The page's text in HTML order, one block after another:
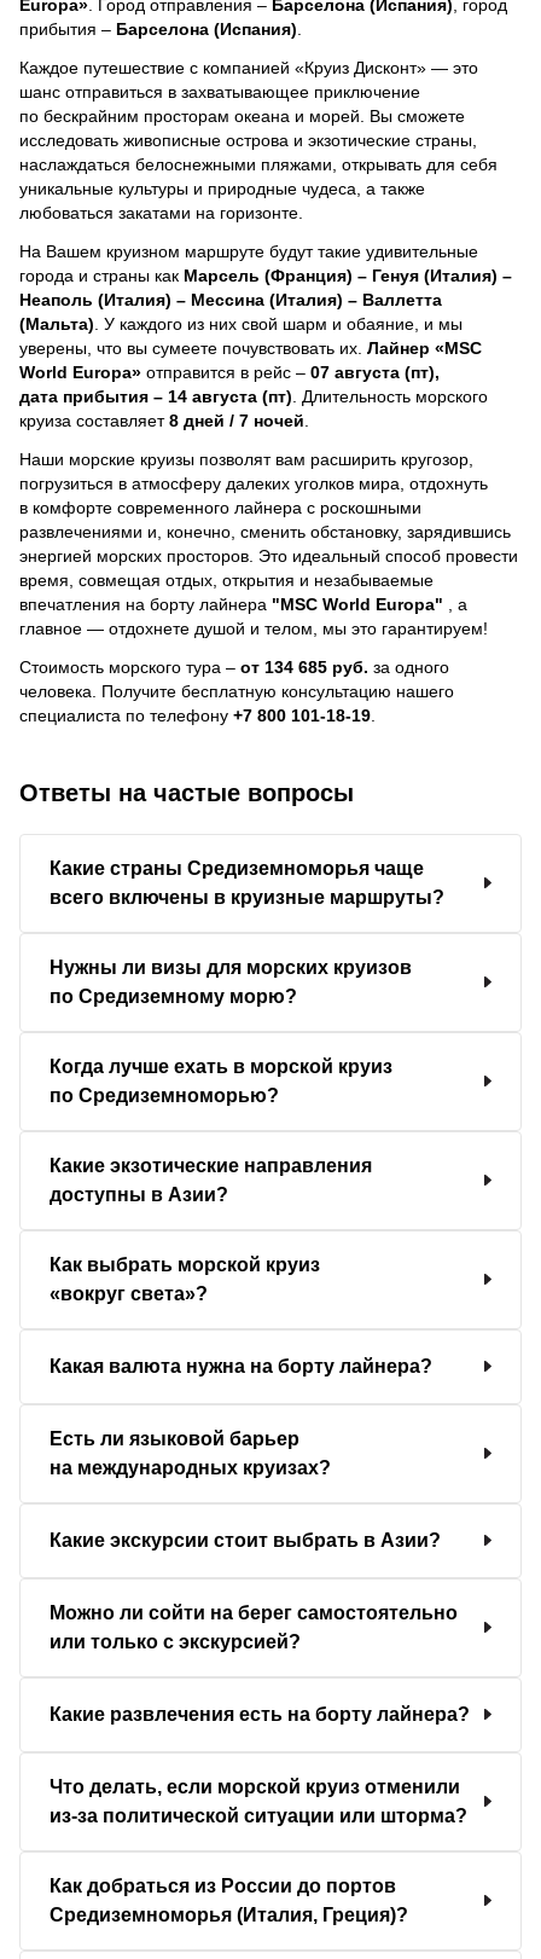
Europa» . Город отправления – Барселона (Испания) , город
прибытия – Барселона (Испания)
Каждое путешествие с компанией «Круиз Дисконт» — это
шанс отправиться в захватывающее приключение
по бескрайним просторам океана и морей. Вы сможете
исследовать живописные острова и экзотические страны,
наслаждаться белоснежными пляжами, открывать для себя
уникальные культуры и природные чудеса, а также
любоваться закатами на горизонте.
На Вашем круизном маршруте будут такие удивительные
города и страны как Марсель (Франция) – Генуя (Италия) –
Неаполь (Италия) – Мессина (Италия) – Валлетта
(Мальта) . У каждого из них свой шарм и обаяние, и мы
уверены, что вы сумеете почувствовать их. Лайнер «MSC
World Europa» отправится в рейс – 07 августа (пт),
дата прибытия – 14 августа (пт) . Длительность морского
круиза составляет8 дней / 7 ночей
Наши морские круизы позволят вам расширить кругозор,
погрузиться в атмосферу далеких уголков мира, отдохнуть
в комфорте современного лайнера с роскошными
развлечениями и, конечно, сменить обстановку, зарядившись
энергией морских просторов. Это идеальный способ провести
время, совмещая отдых, открытия и незабываемые
впечатления на борту лайнера "MSC World Europa"
, a
главное — отдохнете душой и телом, мы это гарантируем!
Стоимость морского тура – от 134 685 руб. за одного
человека. Получите бесплатную консультацию нашего
специалиста по телефону +7 800 101-18-19
Ответы на частые вопросы
Какие страны Средиземноморья чаще
всего включены в круизные маршруты?
Нужны ли визы для морских круизов
по Средиземному морю?
Когда лучше ехать в морской круиз
по Средиземноморью?
Какие экзотические направления
доступны в Азии?
Как выбрать морской круиз
«вокруг света»?
Какая валюта нужна на борту лайнера?
Есть ли языковой барьер
на международных круизах?
Какие экскурсии стоит выбрать в Азии?
Можно ли сойти на берег самостоятельно
или только с экскурсией?
Какие развлечения есть на борту лайнера?
Что делать, если морской круиз отменили
из-за политической ситуации или шторма?
Как добраться из России до портов
Средиземноморья (Италия, Греция)?